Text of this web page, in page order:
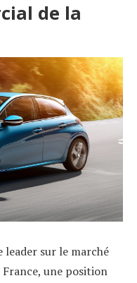
de la
leader sur le marché
France, une position